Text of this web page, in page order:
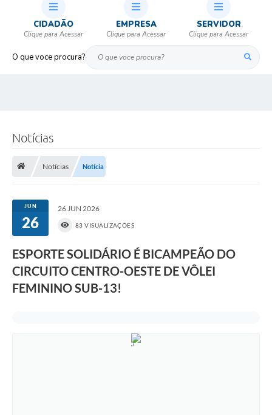
O que voce procura?
CIDADÃO EMPRESA SERVIDOR
Notícias
Notícias Notícia
JUN
26
26 JUN 2026
83 VISUALIZAÇÕES
ESPORTE SOLIDÁRIO É BICAMPEÃO DO
CIRCUITO CENTRO-OESTE DE VÔLEI
FEMININO SUB-13!